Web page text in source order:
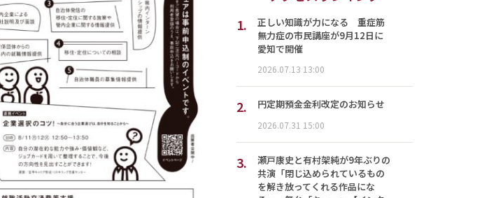
1.
正しい知識が力になる 重症筋
無力症の市民講座が9月12日に
愛知で開催
2026.07.13 13:00
2. 円定期預金金利改定のお知らせ
2026.07.31 15:00
3.
瀬戸康史と有村架純が9年ぶりの
共演「閉じ込められているもの
を解き放ってくれる作品にな